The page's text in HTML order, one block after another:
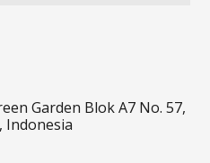
Garden Blok A7 No. 57,
Indonesia